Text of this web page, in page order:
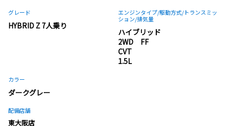
グレード
HYBRID Z 7人乗り
エンジンタイプ/駆動方式/トランスミッ
ション/排気量
ハイブリッド
2WD FF
CVT
1.5L
カラー
ダークグレー
配備店舗
東大阪店